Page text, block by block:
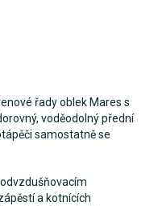
řady oblek Mares s
voděodolný přední
samostatně se
a kotnících